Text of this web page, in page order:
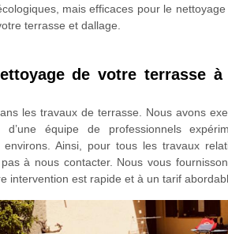
mais efficaces pour le nettoyage
terrasse et dallage.
de votre terrasse à
les travaux de terrasse. Nous avons
équipe de professionnels
Ainsi, pour tous les travaux
à nous contacter. Nous vous
intervention est rapide et à un tarif